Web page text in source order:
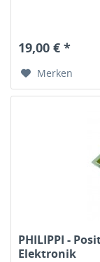
19,00 € *
Merken
PHILIPPI -
Elektronik